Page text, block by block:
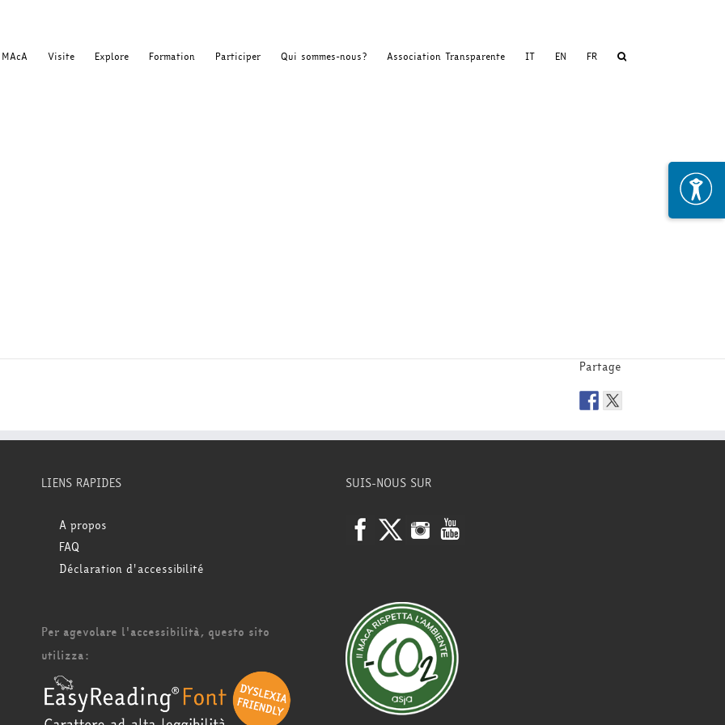
MAcA Visite Explore Formation Participer Qui sommes-nous? Association Transparente IT EN FR
Partage
LIENS RAPIDES
A propos
FAQ
Déclaration d'accessibilité
Per agevolare l'accessibilità, questo sito
utilizza:
SUIS-NOUS SUR